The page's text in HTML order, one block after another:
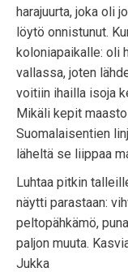
harajuurta, joka oli
löytö onnistunut.
koloniapaikalle: oli
vallassa, joten
voitiin ihailla isoja
Mikäli kepit
Suomalaisentien
läheltä se liippaa
Luhtaa pitkin
näytti parastaan:
peltopähkämö,
paljon muuta.
Jukka